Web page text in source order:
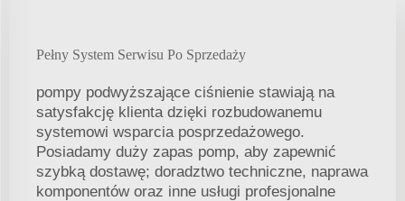
Pełny System Serwisu Po Sprzedaży
pompy podwyższające ciśnienie stawiają na
satysfakcję klienta dzięki rozbudowanemu
systemowi wsparcia posprzedażowego.
Posiadamy duży zapas pomp, aby zapewnić
szybką dostawę; doradztwo techniczne, naprawa
komponentów oraz inne usługi profesjonalne